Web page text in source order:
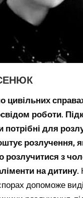
цивільних
роботи.
потрібні для
розлучення,
розлучитися з
на дитину.
допоможе